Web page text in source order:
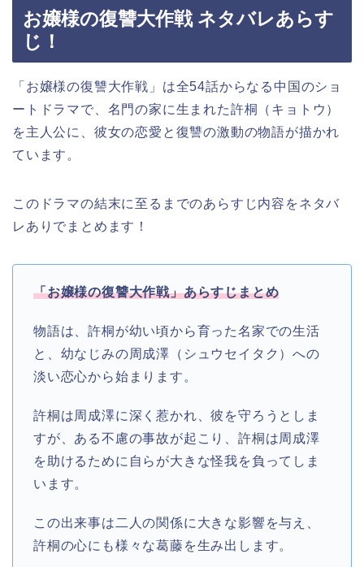
お嬢様の復讐大作戦 ネタバレあらす
じ！
「お嬢様の復讐大作戦」は全54話からなる中国のショ
ートドラマで、名門の家に生まれた許桐（キョトウ）
を主人公に、彼女の恋愛と復讐の激動の物語が描かれ
ています。
このドラマの結末に至るまでのあらすじ内容をネタバ
レありでまとめます！
「お嬢様の復讐大作戦」あらすじまとめ
物語は、許桐が幼い頃から育った名家での生活
と、幼なじみの周成澤（シュウセイタク）への
淡い恋心から始まります。
許桐は周成澤に深く惹かれ、彼を守ろうとしま
すが、ある不慮の事故が起こり、許桐は周成澤
を助けるために自らが大きな怪我を負ってしま
います。
この出来事は二人の関係に大きな影響を与え、
許桐の心にも様々な葛藤を生み出します。